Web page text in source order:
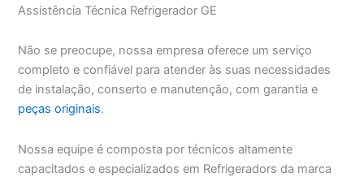
Assistência Técnica Refrigerador GE
Não se preocupe, nossa empresa oferece um serviço
completo e confiável para atender às suas necessidades
de instalação, conserto e manutenção, com garantia e
peças originais.
Nossa equipe é composta por técnicos altamente
capacitados e especializados em Refrigeradors da marca